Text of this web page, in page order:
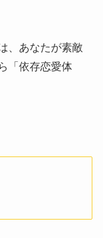
、あなたが素敵
「依存恋愛体